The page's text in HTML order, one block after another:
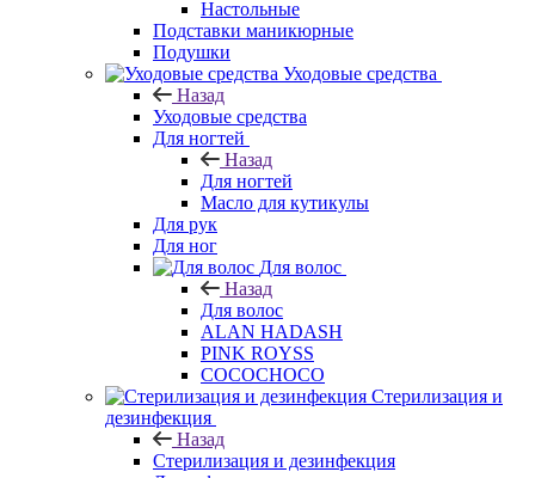
Настольные
Подставки маникюрные
Подушки
Уходовые средства
Назад
Уходовые средства
Для ногтей
Назад
Для ногтей
Масло для кутикулы
Для рук
Для ног
Для волос
Назад
Для волос
ALAN HADASH
PINK ROYSS
COCOCHOCO
Стерилизация и
дезинфекция
Назад
Стерилизация и дезинфекция